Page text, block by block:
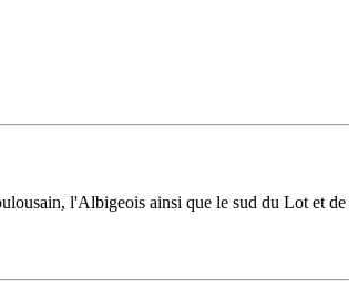
l'Albigeois ainsi que le sud du Lot et de